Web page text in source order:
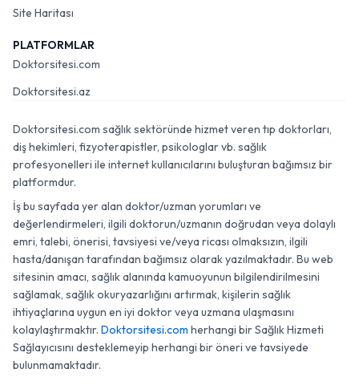
Site Haritası
PLATFORMLAR
Doktorsitesi.com
Doktorsitesi.az
Doktorsitesi.com sağlık sektöründe hizmet veren tıp doktorları,
diş hekimleri, fizyoterapistler, psikologlar vb. sağlık
profesyonelleri ile internet kullanıcılarını buluşturan bağımsız bir
platformdur.
İş bu sayfada yer alan doktor/uzman yorumları ve
değerlendirmeleri, ilgili doktorun/uzmanın doğrudan veya dolaylı
emri, talebi, önerisi, tavsiyesi ve/veya ricası olmaksızın, ilgili
hasta/danışan tarafından bağımsız olarak yazılmaktadır. Bu web
sitesinin amacı, sağlık alanında kamuoyunun bilgilendirilmesini
sağlamak, sağlık okuryazarlığını artırmak, kişilerin sağlık
ihtiyaçlarına uygun en iyi doktor veya uzmana ulaşmasını
kolaylaştırmaktır. Doktorsitesi.com herhangi bir Sağlık Hizmeti
Sağlayıcısını desteklemeyip herhangi bir öneri ve tavsiyede
bulunmamaktadır.